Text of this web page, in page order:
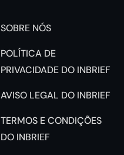
SOBRE NÓS
POLÍTICA DE
PRIVACIDADE DO INBRIEF
AVISO LEGAL DO INBRIEF
TERMOS E CONDIÇÕES
DO INBRIEF